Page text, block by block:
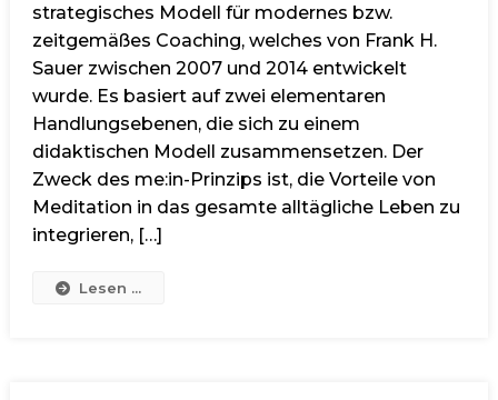
strategisches Modell für modernes bzw.
zeitgemäßes Coaching, welches von Frank H.
Sauer zwischen 2007 und 2014 entwickelt
wurde. Es basiert auf zwei elementaren
Handlungsebenen, die sich zu einem
didaktischen Modell zusammensetzen. Der
Zweck des me:in-Prinzips ist, die Vorteile von
Meditation in das gesamte alltägliche Leben zu
integrieren, […]
Lesen ...